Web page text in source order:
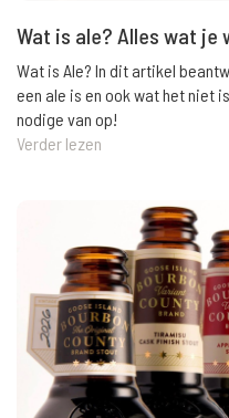
Wat is ale? Alles wat je
Wat is Ale? In dit artikel
een ale is en ook wat het niet
nodige van op!
Verder lezen